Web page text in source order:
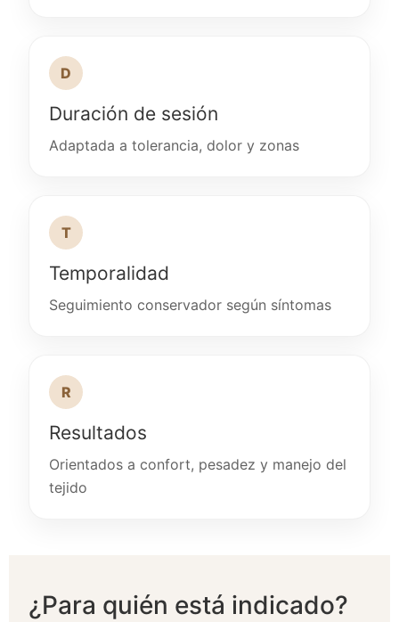
D
Duración de sesión
Adaptada a tolerancia, dolor y zonas
T
Temporalidad
Seguimiento conservador según síntomas
R
Resultados
Orientados a confort, pesadez y manejo del
tejido
¿Para quién está indicado?